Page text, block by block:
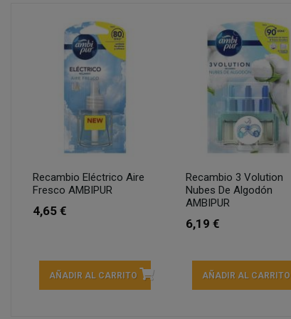
Recambio Eléctrico Aire
Fresco AMBIPUR
4,65 €
AÑADIR AL CARRITO
Recambio 3 Volution
Nubes De Algodón
AMBIPUR
6,19 €
AÑADIR AL CARRITO